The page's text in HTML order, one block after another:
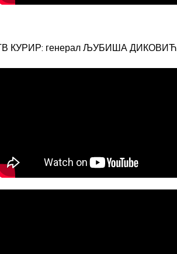
КУРИР: генерал ЉУБИША ДИКОВИЋ